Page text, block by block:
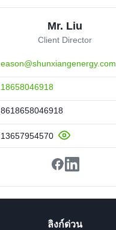
Mr. Liu
Client Director
eason@shunxiangenergy.com
18658046918
8618658046918
13657954570
ลิงก์ด่วน